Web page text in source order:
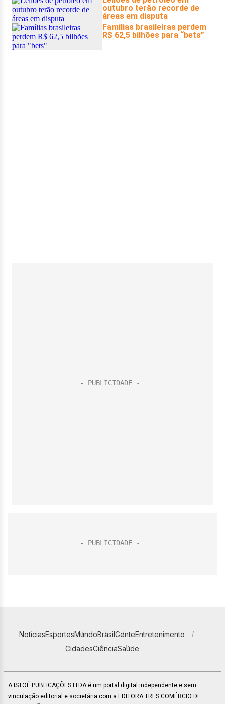
NotíciasEsportesMundoBrasilGenteEntretenimento
CidadesCiênciaSaúde
A ISTOÉ PUBLICAÇÕES LTDA é um portal digital independente e sem
vinculação editorial e societária com a EDITORA TRES COMÉRCIO DE